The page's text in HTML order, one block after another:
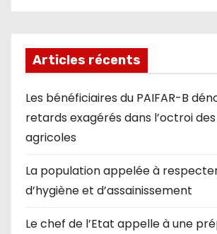
Articles récents
Les bénéficiaires du PAIFAR-B
retards exagérés dans l’octroi
agricoles
La population appelée à
d’hygiène et d’assainissement
Le chef de l’Etat appelle à une